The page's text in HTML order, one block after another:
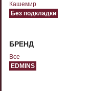
Кашемир
Без подкладки
БРЕНД
Все
EDMINS